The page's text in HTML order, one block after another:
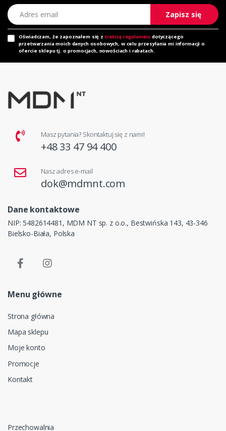
Adres email
Zapisz się
Oświadczam, że zapoznałem się z treścią regulaminu dotyczącego
przetwarzania moich danych osobowych, w celu przesyłania mi informacji o
ofercie sklepu tj. o promocjach, nowościach i rabatach.
Masz pytania? Skontaktuj się z nami!
+48 33 47 94 400
Nasz adres e-mail
dok@mdmnt.com
Dane kontaktowe
NIP: 5482614481, MDM NT sp. z o.o., Bestwińska 143, 43-346
Bielsko-Biała, Polska
Menu główne
Strona główna
Mapa sklepu
Moje konto
Promocje
Kontakt
Przechowalnia